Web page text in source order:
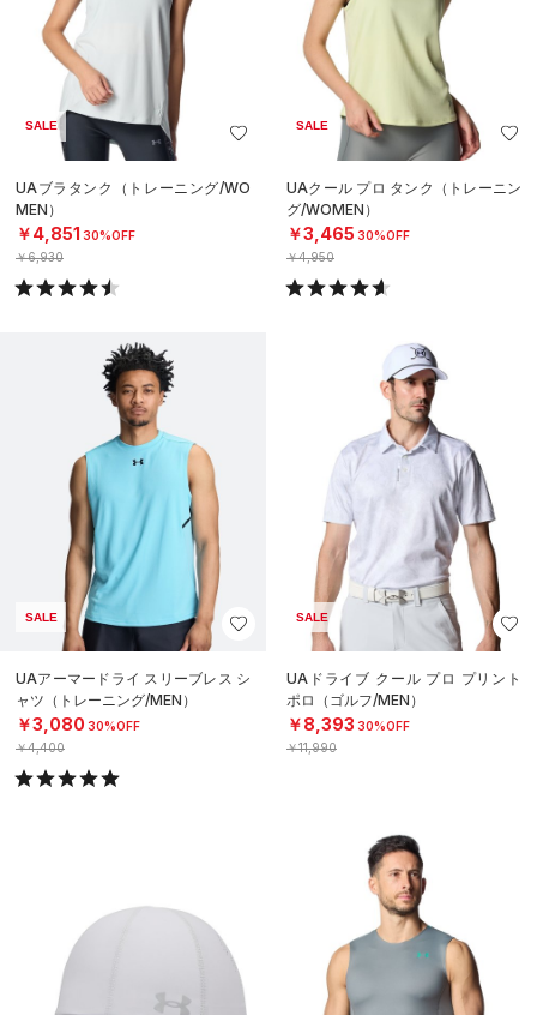
SALE
UAブラタンク（トレーニング/WO
MEN）
￥4,851 30%OFF
￥6,930
SALE
UAクール プロ タンク（トレーニン
グ/WOMEN）
￥3,465 30%OFF
￥4,950
SALE
UAアーマードライ スリーブレス シ
ャツ（トレーニング/MEN）
￥3,080 30%OFF
￥4,400
SALE
UAドライブ クール プロ プリント
ポロ（ゴルフ/MEN）
￥8,393 30%OFF
￥11,990